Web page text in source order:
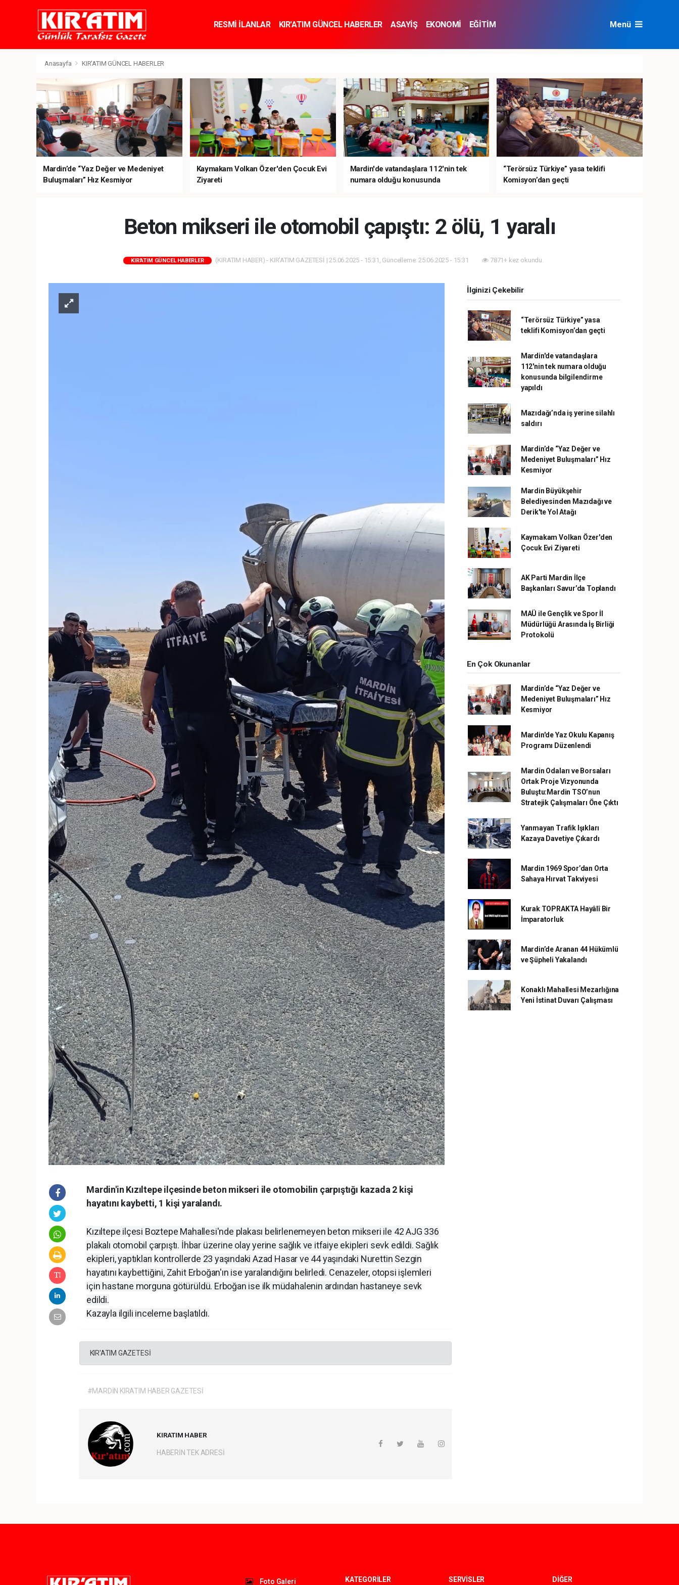
RESMİ İLANLAR KIR'ATIM GÜNCEL HABERLER ASAYİŞ EKONOMİ
EĞİTİM
Menü
Anasayfa KIR'ATIM GÜNCEL HABERLER
Mardin’de “Yaz Değer ve Medeniyet
Buluşmaları” Hız Kesmiyor
Kaymakam Volkan Özer'den Çocuk Evi
Ziyareti
Mardin'de vatandaşlara 112'nin tek
numara olduğu konusunda
“Terörsüz Türkiye” yasa teklifi
Komisyon’dan geçti
Beton mikseri ile otomobil çapıştı: 2 ölü, 1 yaralı
KIR'ATIM GÜNCEL HABERLER (KIRATIM HABER) - KIR'ATIM GAZETESİ | 25.06.2025 - 15:31, Güncelleme: 25.06.2025 - 15:31 7871+ kez okundu.
Mardin'in Kızıltepe ilçesinde beton mikseri ile otomobilin çarpıştığı kazada 2 kişi
hayatını kaybetti, 1 kişi yaralandı.
Kızıltepe ilçesi Boztepe Mahallesi'nde plakası belirlenemeyen beton mikseri ile 42 AJG 336
plakalı otomobil çarpıştı. İhbar üzerine olay yerine sağlık ve itfaiye ekipleri sevk edildi. Sağlık
ekipleri, yaptıkları kontrollerde 23 yaşındaki Azad Hasar ve 44 yaşındaki Nurettin Sezgin
hayatını kaybettiğini, Zahit Erboğan'ın ise yaralandığını belirledi. Cenazeler, otopsi işlemleri
için hastane morguna götürüldü. Erboğan ise ilk müdahalenin ardından hastaneye sevk
edildi.
Kazayla ilgili inceleme başlatıldı.
KIR'ATIM GAZETESİ
#MARDİN KIRATIM HABER GAZETESİ
KIRATIM HABER
HABERİN TEK ADRESİ
İlginizi Çekebilir
“Terörsüz Türkiye” yasa
teklifi Komisyon’dan geçti
Mardin'de vatandaşlara
112'nin tek numara olduğu
konusunda bilgilendirme
yapıldı
Mazıdağı’nda iş yerine silahlı
saldırı
Mardin’de “Yaz Değer ve
Medeniyet Buluşmaları” Hız
Kesmiyor
Mardin Büyükşehir
Belediyesinden Mazıdağı ve
Derik'te Yol Atağı
Kaymakam Volkan Özer'den
Çocuk Evi Ziyareti
AK Parti Mardin İlçe
Başkanları Savur’da Toplandı
MAÜ ile Gençlik ve Spor İl
Müdürlüğü Arasında İş Birliği
Protokolü
En Çok Okunanlar
Mardin’de “Yaz Değer ve
Medeniyet Buluşmaları” Hız
Kesmiyor
Mardin'de Yaz Okulu Kapanış
Programı Düzenlendi
Mardin Odaları ve Borsaları
Ortak Proje Vizyonunda
Buluştu:Mardin TSO’nun
Stratejik Çalışmaları Öne Çıktı
Yanmayan Trafik Işıkları
Kazaya Davetiye Çıkardı
Mardin 1969 Spor’dan Orta
Sahaya Hırvat Takviyesi
Kurak TOPRAKTA Hayâlî Bir
İmparatorluk
Mardin’de Aranan 44 Hükümlü
ve Şüpheli Yakalandı
Konaklı Mahallesi Mezarlığına
Yeni İstinat Duvarı Çalışması
Foto Galeri KATEGORİLER SERVİSLER DİĞER